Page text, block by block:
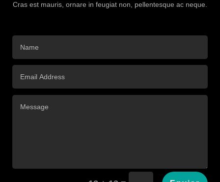
Cras est mauris, ornare in feugiat non, pellentesque ac neque.